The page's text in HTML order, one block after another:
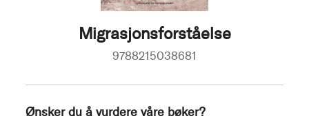
Migrasjonsforståelse
9788215038681
Ønsker du å vurdere våre bøker?